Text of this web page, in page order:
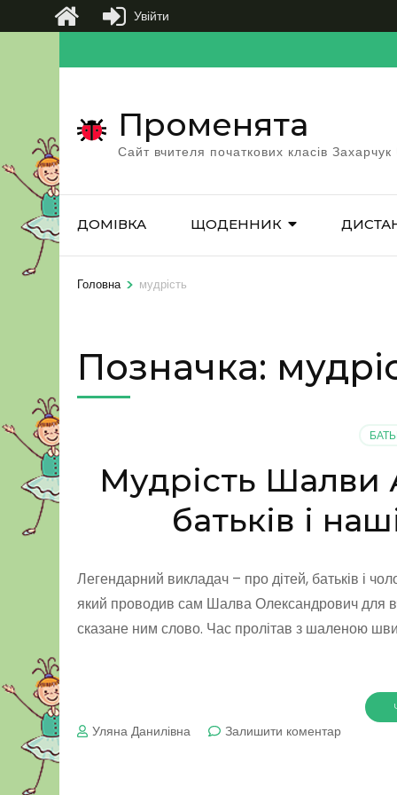
до
(натисніть
Enter)
Променята
Сайт вчителя початкових класів
ДОМІВКА ЩОДЕННИК
Головна > мудрість
Позначка:
Мудрість Шалви
батьків і
Легендарний викладач – про дітей, батьків і
який проводив сам Шалва Олександрович для
сказане ним слово. Час пролітав з шаленою
Уляна Данилівна Залишити коментардо
Увійти